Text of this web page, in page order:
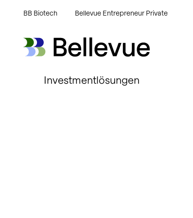
BB Biotech Bellevue Entrepreneur Private
Bellevue Group AG
Investmentlösungen